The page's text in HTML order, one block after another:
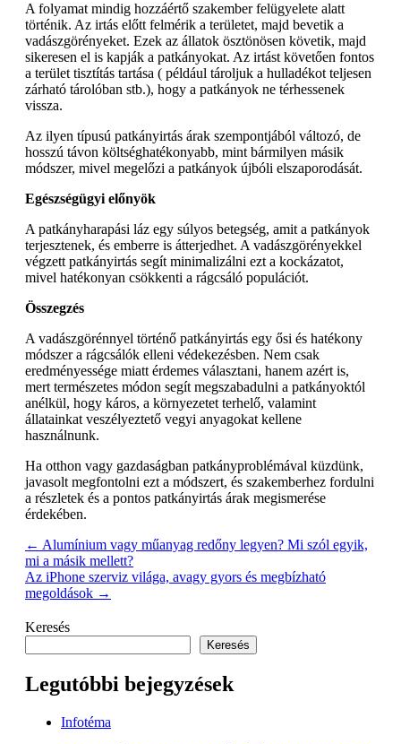
A folyamat mindig hozzáértő szakember felügyelete alatt
történik. Az irtás előtt felmérik a területet, majd bevetik a
vadászgörényeket. Ezek az állatok ösztönösen követik, majd
sikeresen el is kapják a patkányokat. Az irtást követően fontos
a terület tisztítás tartása ( például tároljuk a hulladékot teljesen
zárható tárolóban stb.), hogy a patkányok ne térhessenek
vissza.
Az ilyen típusú patkányirtás árak szempontjából változó, de
hosszú távon költséghatékonyabb, mint bármilyen másik
módszer, mivel megelőzi a patkányok újbóli elszaporodását.
Egészségügyi előnyök
A patkányharapási láz egy súlyos betegség, amit a patkányok
terjesztenek, és emberre is átterjedhet. A vadászgörényekkel
végzett patkányirtás segít minimalizálni ezt a kockázatot,
mivel hatékonyan csökkenti a rágcsáló populációt.
Összegzés
A vadászgörénnyel történő patkányirtás egy ősi és hatékony
módszer a rágcsálók elleni védekezésben. Nem csak
eredményessége miatt érdemes választani, hanem azért is,
mert természetes módon segít megszabadulni a patkányoktól
anélkül, hogy káros, a környezetet terhelő, valamint
állatainkat veszélyeztető vegyi anyagokat kellene
használnunk.
Ha otthon vagy gazdaságban patkányproblémával küzdünk,
javasolt megfontolni ezt a módszert, és szakemberhez fordulni
a részletek és a pontos patkányirtás árak megismerése
érdekében.
Post
navigation
← Alumínium vagy műanyag redőny legyen? Mi szól egyik,
mi a másik mellett?
Az iPhone szerviz világa, avagy gyors és megbízható
megoldások →
Keresés
Keresés
Legutóbbi bejegyzések
Infotéma